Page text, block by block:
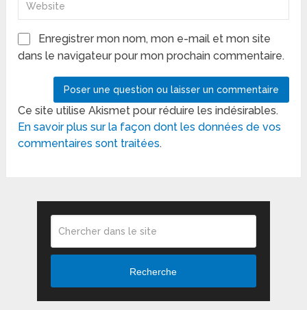
Enregistrer mon nom, mon e-mail et mon site
dans le navigateur pour mon prochain commentaire.
Ce site utilise Akismet pour réduire les indésirables.
En savoir plus sur la façon dont les données de vos
commentaires sont traitées.
Recherche